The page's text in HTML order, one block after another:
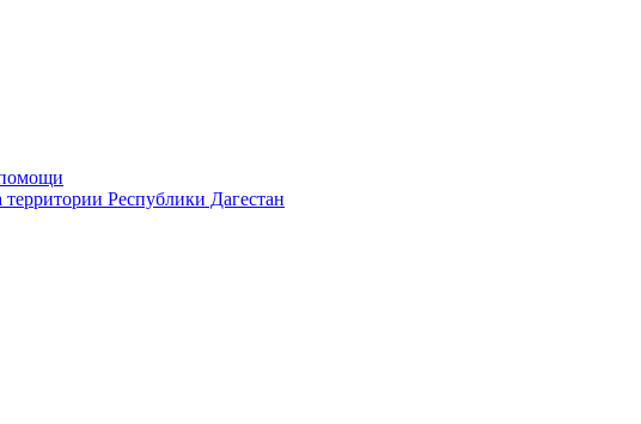
помощи
Республики Дагестан